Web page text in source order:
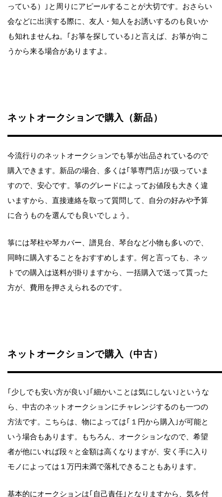
っている）｣と周りにアピールすることが大切です。おさらい
会などに出演する際に、友人・知人をお誘いするのも良いか
も知れませんね。｢お箏を探している｣と言えば、お箏が向こ
うから来る場合がありますよ。
ネットオークションで購入（新品）
今流行りのネットオークションでも箏が出品されているので
購入できます。新品の場合、多くは｢箏専門店｣が扱っていま
すので、安心です。箏のグレードによってお値段も大きく違
いますから、直接連絡を取って質問して、自分の好みや予算
に合うものを選んでも良いでしょう。
箏には琴柱や琴カバー、譜見台、琴台など小物も多いので、
同時に購入することをおすすめします。何と言っても、ネッ
トでの購入は送料が掛りますから、一括購入で送って貰った
方が、費用を押さえられるのです。
ネットオークションで購入（中古）
｢少しでも安い方が良い｣｢細かいことは気にしない｣というな
ら、中古のネットオークションにチャレンジするのも一つの
方法です。こちらは、物によっては｢１円から購入｣が可能と
いう場合もあります。もちろん、オークションなので、希望
者が他にいれば段々と金額は高くなりますが、安く手に入り
モノによっては１万円未満で落札できることもあります。
基本的にオークションは｢自己責任｣となりますから、気を付